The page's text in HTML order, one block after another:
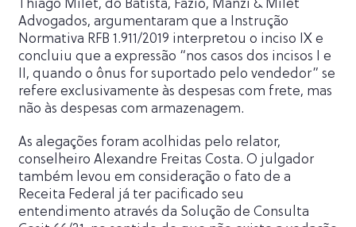
Thiago Milet, do Batista, Fazio, Manzi & Milet
Advogados, argumentaram que a Instrução
Normativa RFB 1.911/2019 interpretou o inciso IX e
concluiu que a expressão “nos casos dos incisos I e
II, quando o ônus for suportado pelo vendedor” se
refere exclusivamente às despesas com frete, mas
não às despesas com armazenagem.
As alegações foram acolhidas pelo relator,
conselheiro Alexandre Freitas Costa. O julgador
também levou em consideração o fato de a
Receita Federal já ter pacificado seu
entendimento através da Solução de Consulta